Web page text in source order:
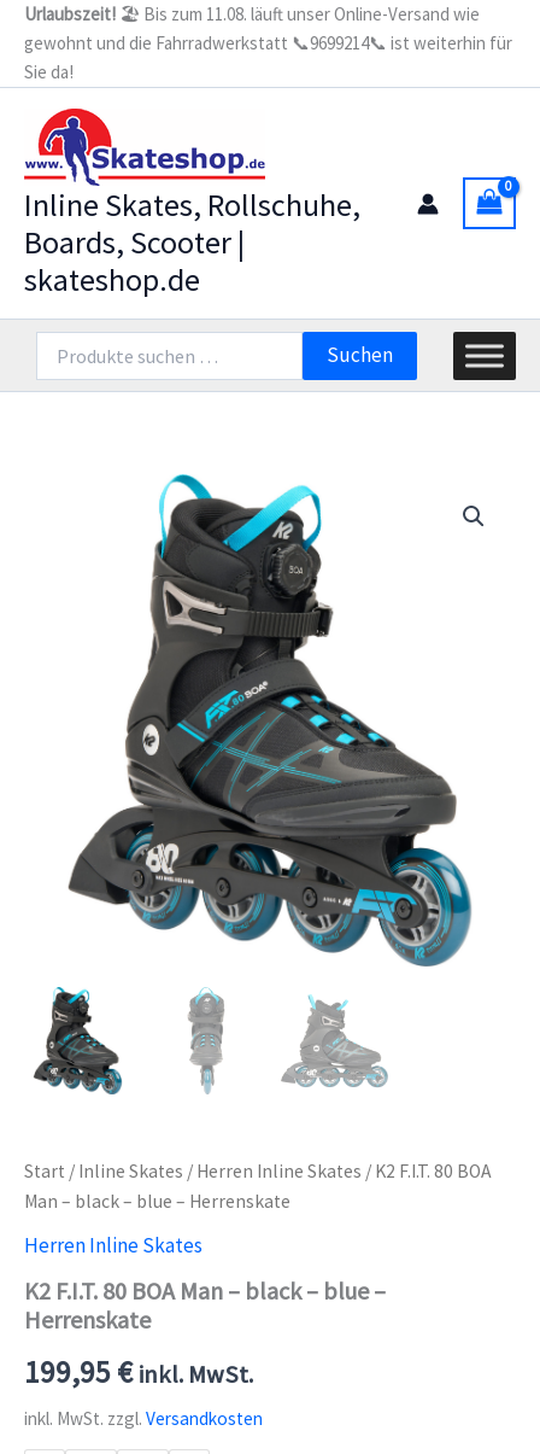
Zum
Inhalt
springen
Urlaubszeit! 🏖️ Bis zum 11.08. läuft unser Online-Versand wie
gewohnt und die Fahrradwerkstatt 📞9699214📞 ist weiterhin für
Sie da!
Inline Skates, Rollschuhe,
Boards, Scooter |
skateshop.de
nach:
Suchen
Start / Inline Skates / Herren Inline Skates / K2 F.I.T. 80 BOA
Man – black – blue – Herrenskate
Herren Inline Skates
K2 F.I.T. 80 BOA Man – black – blue –
Herrenskate
199,95€ inkl. MwSt.
inkl. MwSt. zzgl. Versandkosten